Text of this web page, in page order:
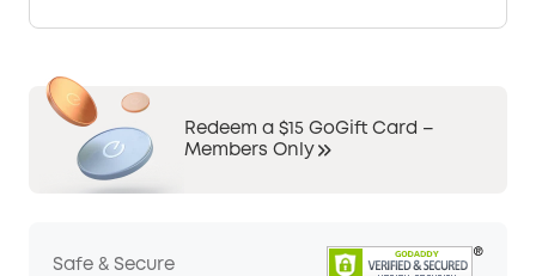
Redeem a $15 GoGift Card –
Members Only
Safe & Secure